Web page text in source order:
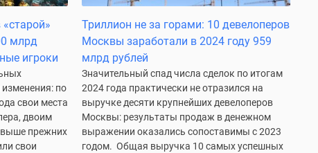
млрд
игроки
по
свои места
двоим
выше прежних
свои
Триллион не за горами: 10 девелоперов
Москвы заработали в 2024 году 959
млрд рублей
Значительный спад числа сделок по итогам
2024 года практически не отразился на
выручке десяти крупнейших девелоперов
Москвы: результаты продаж в денежном
выражении оказались сопоставимы с 2023
годом. Общая выручка 10 самых успешных